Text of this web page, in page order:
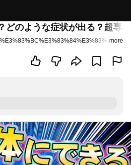
どのような症状が出る？超専
more